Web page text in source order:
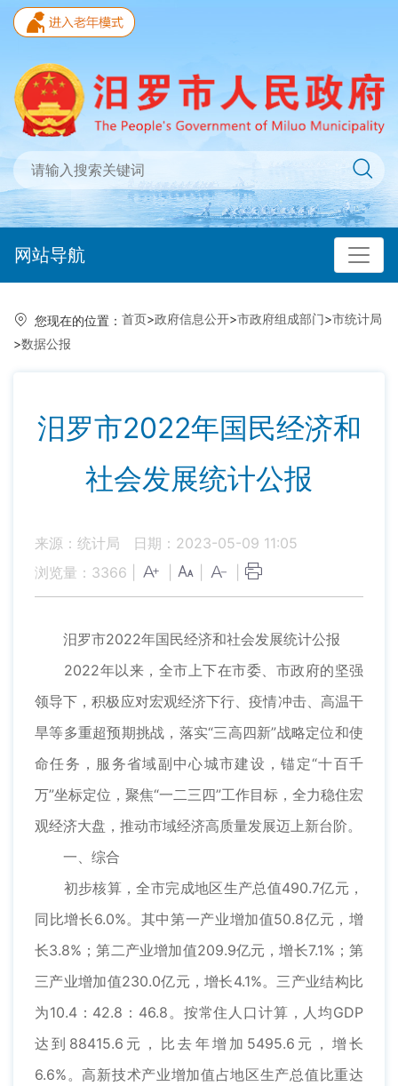
网站导航
您现在的位置： 首页>政府信息公开>市政府组成部门>市统计局
>数据公报
汨罗市2022年国民经济和
社会发展统计公报
来源：统计局
日期：2023-05-09 11:05
浏览量： 3366
汨罗市2022年国民经济和社会发展统计公报
2022年以来，全市上下在市委、市政府的坚强
领导下，积极应对宏观经济下行、疫情冲击、高温干
旱等多重超预期挑战，落实“三高四新”战略定位和使
命任务，服务省域副中心城市建设，锚定“十百千
万”坐标定位，聚焦“一二三四”工作目标，全力稳住宏
观经济大盘，推动市域经济高质量发展迈上新台阶。
一、综合
初步核算，全市完成地区生产总值490.7亿元，
同比增长6.0%。其中第一产业增加值50.8亿元，增
长3.8%；第二产业增加值209.9亿元，增长7.1%；第
三产业增加值230.0亿元，增长4.1%。三产业结构比
为10.4：42.8：46.8。按常住人口计算，人均GDP
达到88415.6元，比去年增加5495.6元，增长
6.6%。高新技术产业增加值占地区生产总值比重达